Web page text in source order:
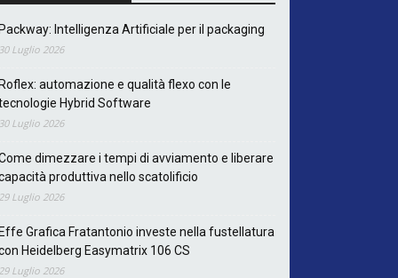
Intelligenza Artificiale per il packaging
Luglio 2026
automazione e qualità flexo con le
Hybrid Software
Luglio 2026
dimezzare i tempi di avviamento e liberare
produttiva nello scatolificio
Luglio 2026
Grafica Fratantonio investe nella fustellatura
Heidelberg Easymatrix 106 CS
Luglio 2026